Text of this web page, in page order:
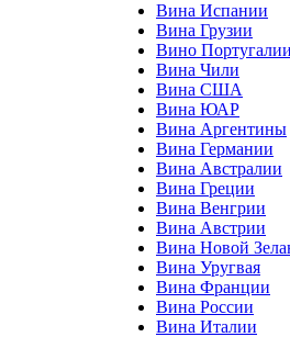
Вина Испании
Вина Грузии
Вино Португалии
Вина Чили
Вина США
Вина ЮАР
Вина Аргентины
Вина Германии
Вина Австралии
Вина Греции
Вина Венгрии
Вина Австрии
Вина Новой
Вина Уругвая
Вина Франции
Вина России
Вина Италии